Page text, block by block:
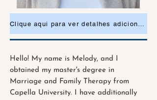
Hello! My name is Melody, and I
obtained my master's degree in
Marriage and Family Therapy from
Capella University. I have additionally